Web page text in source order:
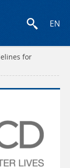
EN
for